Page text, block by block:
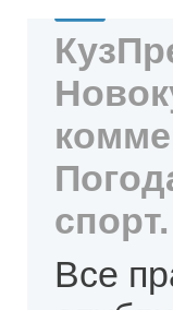
спорт.
Все